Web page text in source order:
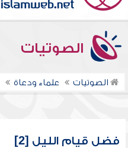
الصوتيات
الصوتيات علماء ودعاة
فضل قيام الليل [2]